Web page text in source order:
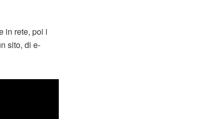
in rete, poi i
sito, di e-